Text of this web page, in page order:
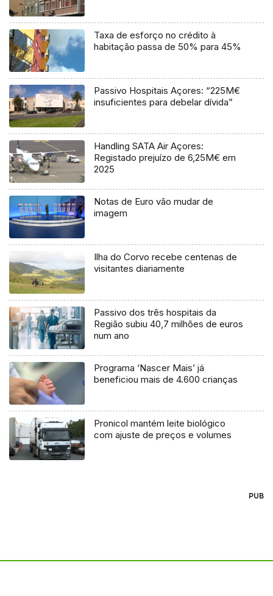
Taxa de esforço no crédito à
habitação passa de 50% para 45%
Passivo Hospitais Açores: “225M€
insuficientes para debelar dívida”
Handling SATA Air Açores:
Registado prejuízo de 6,25M€ em
2025
Notas de Euro vão mudar de
imagem
Ilha do Corvo recebe centenas de
visitantes diariamente
Passivo dos três hospitais da
Região subiu 40,7 milhões de euros
num ano
Programa ‘Nascer Mais’ já
beneficiou mais de 4.600 crianças
Pronicol mantém leite biológico
com ajuste de preços e volumes
PUB